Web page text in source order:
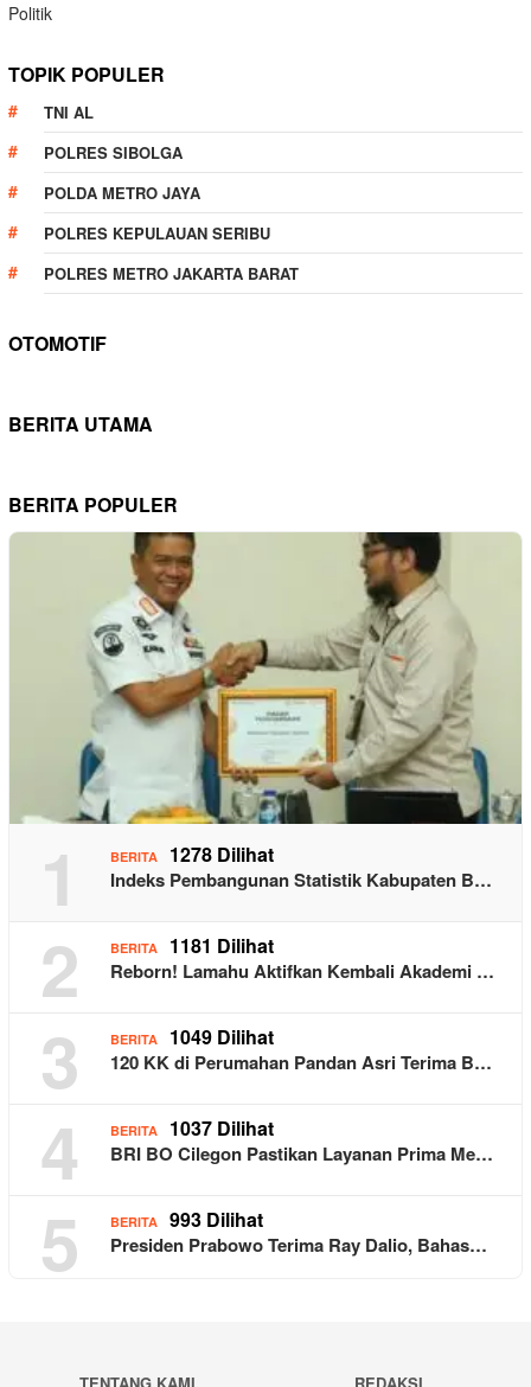
Politik
TOPIK POPULER
TNI AL
POLRES SIBOLGA
POLDA METRO JAYA
POLRES KEPULAUAN SERIBU
POLRES METRO JAKARTA BARAT
OTOMOTIF
BERITA UTAMA
BERITA POPULER
1 BERITA 1278 Dilihat
Indeks Pembangunan Statistik Kabupaten B…
2 BERITA 1181 Dilihat
Reborn! Lamahu Aktifkan Kembali Akademi …
3 BERITA 1049 Dilihat
120 KK di Perumahan Pandan Asri Terima B…
4 BERITA 1037 Dilihat
BRI BO Cilegon Pastikan Layanan Prima Me…
5 BERITA 993 Dilihat
Presiden Prabowo Terima Ray Dalio, Bahas…